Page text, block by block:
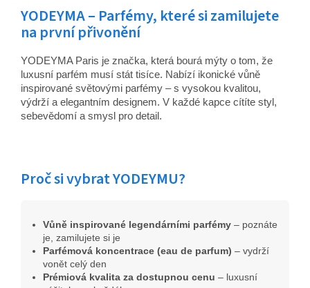
YODEYMA – Parfémy, které si zamilujete
na první přivonění
YODEYMA Paris je značka, která bourá mýty o tom, že
luxusní parfém musí stát tisíce. Nabízí ikonické vůně
inspirované světovými parfémy – s vysokou kvalitou,
výdrží a elegantním designem. V každé kapce cítíte styl,
sebevědomí a smysl pro detail.
Proč si vybrat YODEYMU?
Vůně inspirované legendárními parfémy – poznáte
je, zamilujete si je
Parfémová koncentrace (eau de parfum) – vydrží
vonět celý den
Prémiová kvalita za dostupnou cenu – luxusní